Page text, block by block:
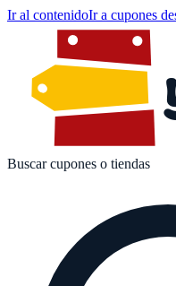
Ir al contenidoIr a cupones
Buscar cupones o tiendas